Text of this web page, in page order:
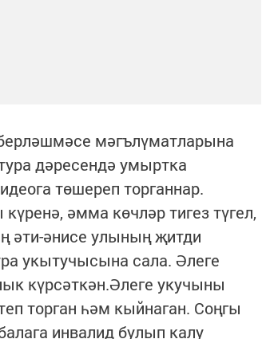
мәгълүматларына
дәресендә умыртка
төшереп торганнар.
әмма көчләр тигез түгел,
әти-әнисе улының җитди
укытучысына сала. Әлеге
күрсәткән.Әлеге укучыны
торган һәм кыйнаган. Соңгы
инвалид булып калу